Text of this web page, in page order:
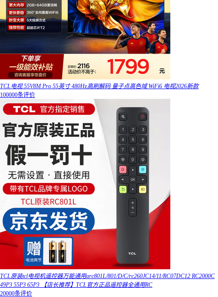
TCL电视 55V8M Pro 55英寸 480Hz高刷解码 量子点高色域 WiFi6 电视2026新款
100000条评价
TCL原装tcl电视机遥控器万能通用arc801L/801/D/C/rc260JC14/11/RC07DC12 RC2000C
49P3 55P3 65P3 【店长推荐】TCL官方正品遥控器全通用RC
20000条评价